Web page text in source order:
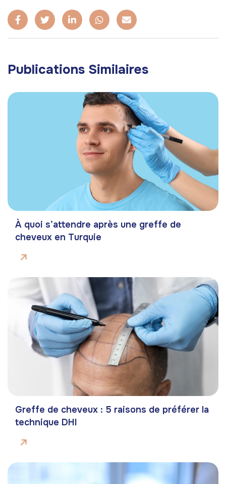
Publications Similaires
À quoi s’attendre après une greffe de
cheveux en Turquie
Greffe de cheveux : 5 raisons de préférer la
technique DHI